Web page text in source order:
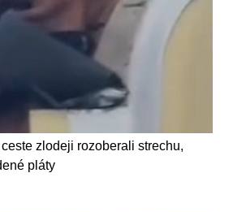
zlodeji rozoberali strechu,
pláty